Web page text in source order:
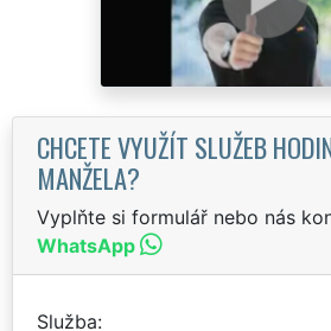
CHCETE VYUŽÍT SLUŽEB
MANŽELA?
Vyplňte si formulář nebo nás
WhatsApp
Služba